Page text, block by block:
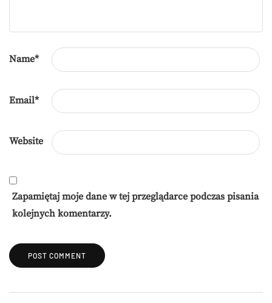
Name*
Email*
Website
Zapamiętaj moje dane w tej przeglądarce podczas pisania
kolejnych komentarzy.